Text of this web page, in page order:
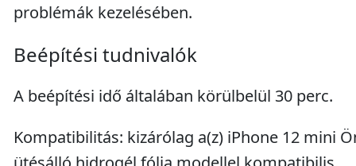
problémák kezelésében.
Beépítési tudnivalók
A beépítési idő általában körülbelül 30 perc.
Kompatibilitás: kizárólag a(z) iPhone 12 mini